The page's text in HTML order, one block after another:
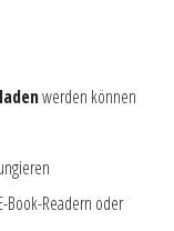
werden können
Book-Readern oder